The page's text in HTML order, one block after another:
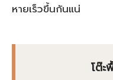
หายเร็วขึ้นกันแน่
โต๊